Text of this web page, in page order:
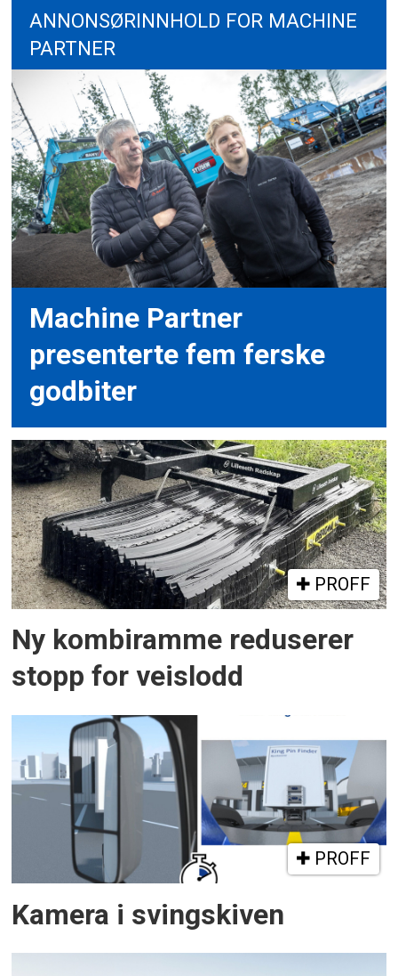
ANNONSØRINNHOLD FOR MACHINE
PARTNER
Machine Partner
presenterte fem ferske
godbiter
PROFF
Ny kombiramme reduserer
stopp for veislodd
PROFF
Kamera i svingskiven